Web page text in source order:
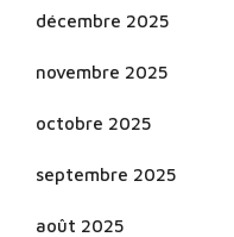
décembre 2025
novembre 2025
octobre 2025
septembre 2025
août 2025